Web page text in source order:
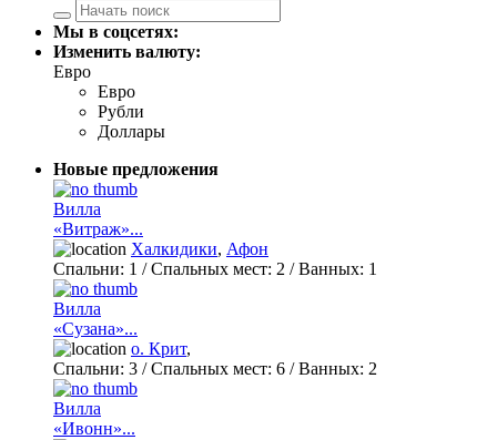
Мы в соцсетях:
Изменить валюту:
Евро
Евро
Рубли
Доллары
Новые предложения
Вилла
«Витраж»...
Халкидики, Афон
Спальни: 1 / Спальных мест: 2 /Ванных: 1
Вилла
«Сузана»...
о. Крит,
Спальни: 3 / Спальных мест: 6 /Ванных: 2
Вилла
«Ивонн»...